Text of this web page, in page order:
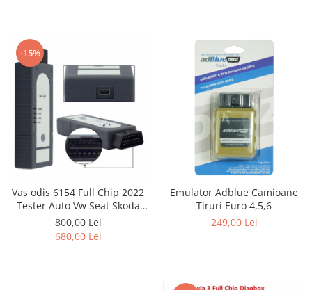
-15%
Vas odis 6154 Full Chip 2022
Tester Auto Vw Seat Skoda
Audi
800,00 Lei
680,00 Lei
Emulator Adblue Camioane
Tiruri Euro 4,5,6
249,00 Lei